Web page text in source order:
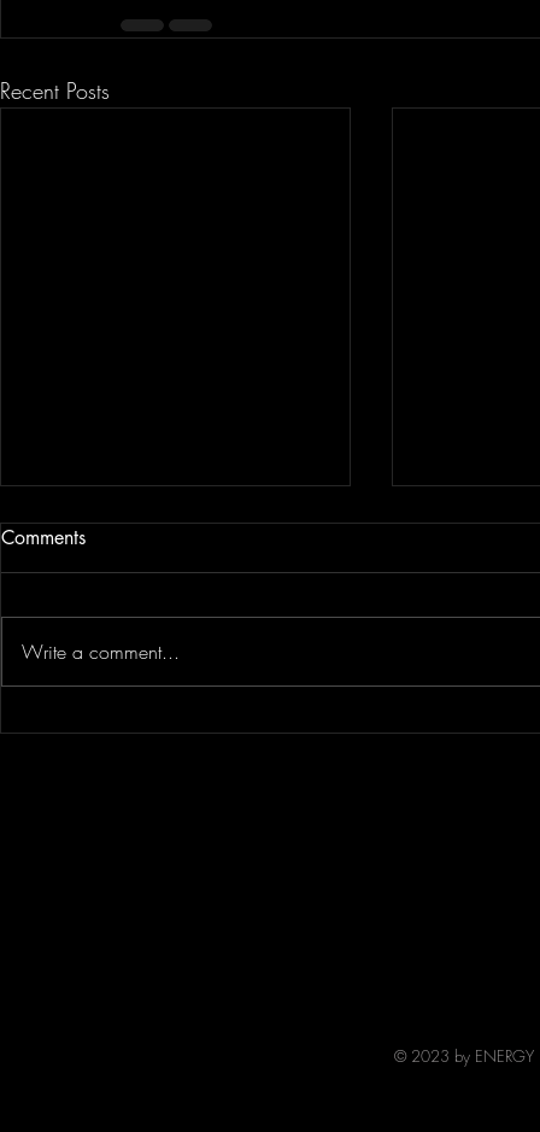
Recent Posts
Comments
Write a comment...
© 2023 by ENERGY